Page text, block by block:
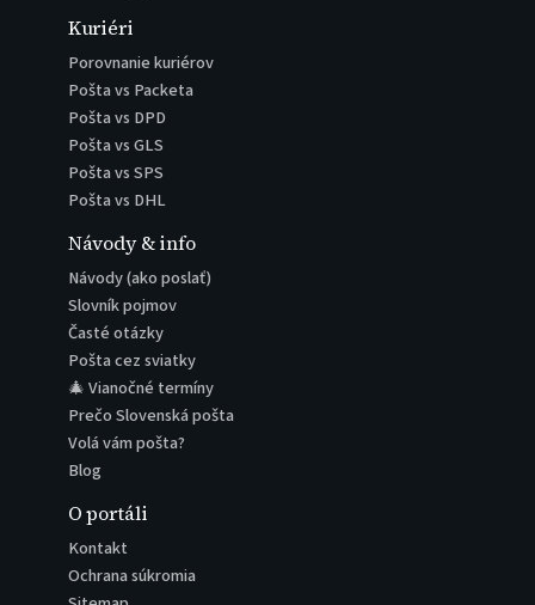
Kuriéri
Porovnanie kuriérov
Pošta vs Packeta
Pošta vs DPD
Pošta vs GLS
Pošta vs SPS
Pošta vs DHL
Návody & info
Návody (ako poslať)
Slovník pojmov
Časté otázky
Pošta cez sviatky
🎄 Vianočné termíny
Prečo Slovenská pošta
Volá vám pošta?
Blog
O portáli
Kontakt
Ochrana súkromia